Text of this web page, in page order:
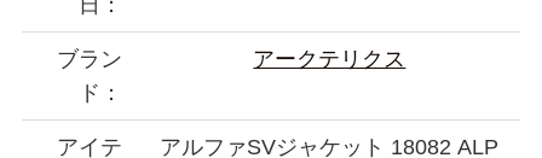
ブラン
ド：
アークテリクス
アイテ
アルファSVジャケット 18082 ALP